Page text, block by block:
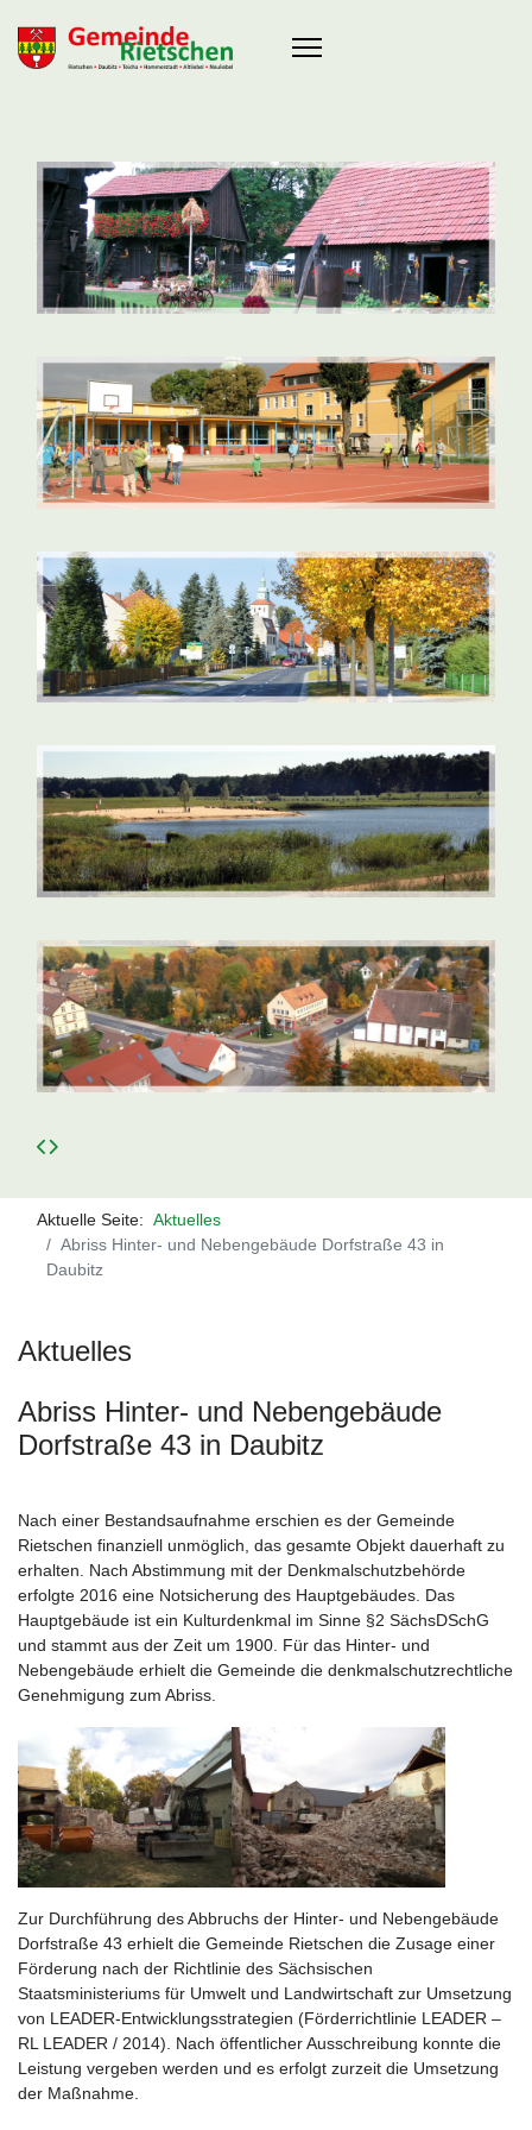
Aktuelle Seite: Aktuelles
Abriss Hinter- und Nebengebäude Dorfstraße 43 in
Daubitz
Aktuelles
Abriss Hinter- und Nebengebäude
Dorfstraße 43 in Daubitz
Nach einer Bestandsaufnahme erschien es der Gemeinde
Rietschen finanziell unmöglich, das gesamte Objekt dauerhaft zu
erhalten. Nach Abstimmung mit der Denkmalschutzbehörde
erfolgte 2016 eine Notsicherung des Hauptgebäudes. Das
Hauptgebäude ist ein Kulturdenkmal im Sinne §2 SächsDSchG
und stammt aus der Zeit um 1900. Für das Hinter- und
Nebengebäude erhielt die Gemeinde die denkmalschutzrechtliche
Genehmigung zum Abriss.
Zur Durchführung des Abbruchs der Hinter- und Nebengebäude
Dorfstraße 43 erhielt die Gemeinde Rietschen die Zusage einer
Förderung nach der Richtlinie des Sächsischen
Staatsministeriums für Umwelt und Landwirtschaft zur Umsetzung
von LEADER-Entwicklungsstrategien (Förderrichtlinie LEADER –
RL LEADER / 2014). Nach öffentlicher Ausschreibung konnte die
Leistung vergeben werden und es erfolgt zurzeit die Umsetzung
der Maßnahme.